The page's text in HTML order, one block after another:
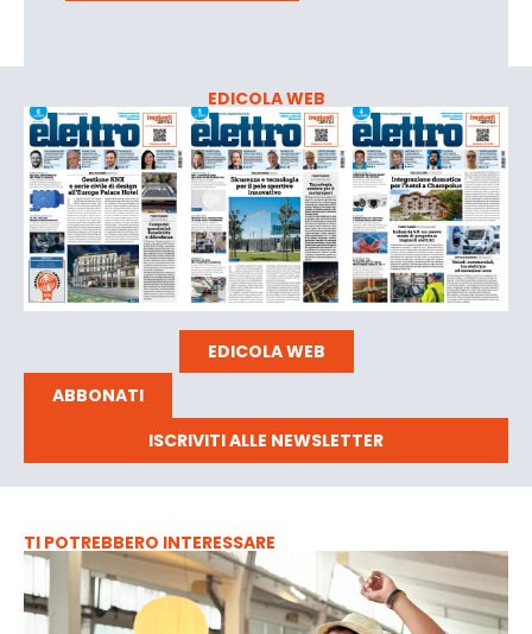
EDICOLA WEB
EDICOLA WEB
ABBONATI
ISCRIVITI ALLE NEWSLETTER
TI POTREBBERO INTERESSARE